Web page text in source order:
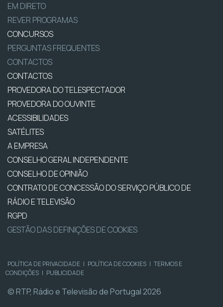
EM DIRETO
REVER PROGRAMAS
CONCURSOS
PERGUNTAS FREQUENTES
CONTACTOS
CONTACTOS
PROVEDORA DO TELESPECTADOR
PROVEDORA DO OUVINTE
ACESSIBILIDADES
SATÉLITES
A EMPRESA
CONSELHO GERAL INDEPENDENTE
CONSELHO DE OPINIÃO
CONTRATO DE CONCESSÃO DO SERVIÇO PÚBLICO DE
RÁDIO E TELEVISÃO
RGPD
GESTÃO DAS DEFINIÇÕES DE COOKIES
POLÍTICA DE PRIVACIDADE | POLÍTICA DE COOKIES | TERMOS E
CONDIÇÕES | PUBLICIDADE
© RTP, Rádio e Televisão de Portugal 2026